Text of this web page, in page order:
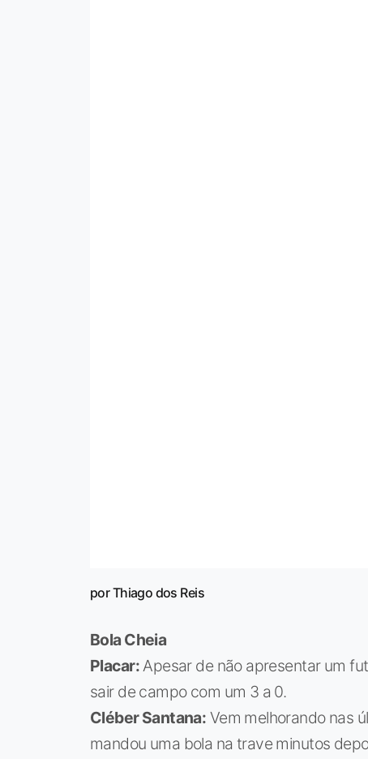
por Thiago dos Reis
Bola Cheia
Placar:Apesar de não apresentar um
sair de campo com um 3 a 0.
Cléber Santana: Vem melhorando nas
mandou uma bola na trave minutos